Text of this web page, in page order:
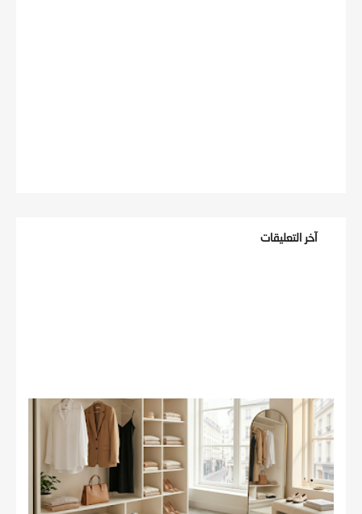
آخر التعليقات